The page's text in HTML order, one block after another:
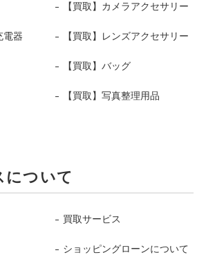
【買取】カメラアクセサリー
電器 【買取】レンズアクセサリー
【買取】バッグ
【買取】写真整理用品
について
買取サービス
ショッピングローンについて